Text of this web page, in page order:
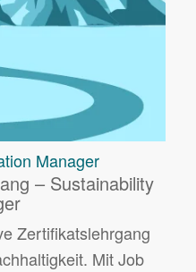
Manager
– Sustainability
Zertifikatslehrgang
Mit Job